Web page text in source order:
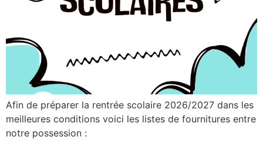
Afin de préparer la rentrée scolaire 2026/2027 dans les
meilleures conditions voici les listes de fournitures entre
notre possession :